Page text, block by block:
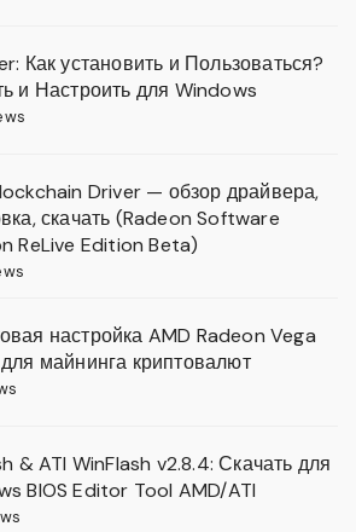
Как установить и Пользоваться?
и Настроить для Windows
Driver — обзор драйвера,
скачать (Radeon Software
ReLive Edition Beta)
настройка AMD Radeon Vega
майнинга криптовалют
& ATI WinFlash v2.8.4: Скачать для
BIOS Editor Tool AMD/ATI